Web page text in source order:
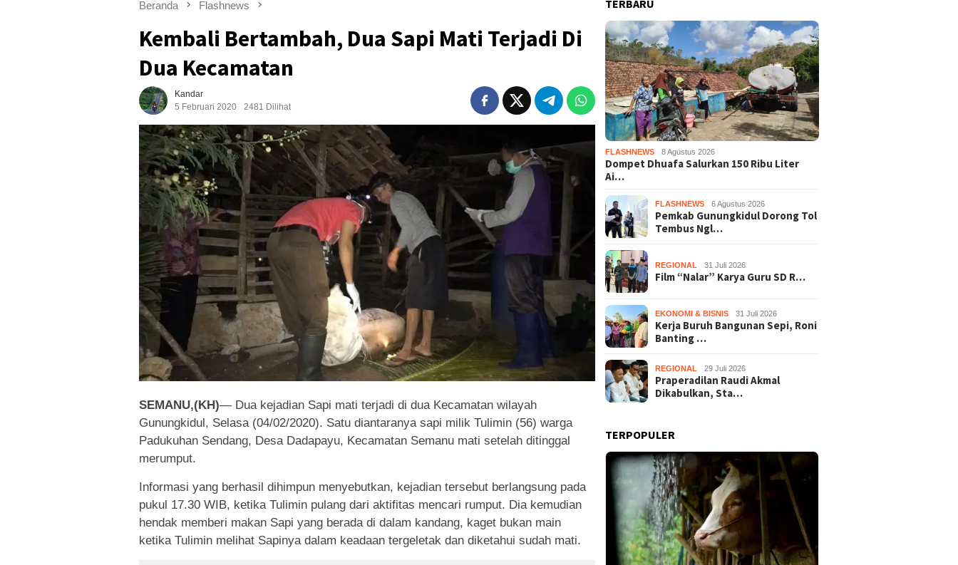
Beranda Flashnews
Kembali Bertambah, Dua Sapi Mati Terjadi Di
Dua Kecamatan
Kandar
5 Februari 2020
2481 Dilihat
SEMANU,(KH)— Dua kejadian Sapi mati terjadi di dua Kecamatan wilayah
Gunungkidul, Selasa (04/02/2020). Satu diantaranya sapi milik Tulimin (56) warga
Padukuhan Sendang, Desa Dadapayu, Kecamatan Semanu mati setelah ditinggal
merumput.
Informasi yang berhasil dihimpun menyebutkan, kejadian tersebut berlangsung pada
pukul 17.30 WIB, ketika Tulimin pulang dari aktifitas mencari rumput. Dia kemudian
hendak memberi makan Sapi yang berada di dalam kandang, kaget bukan main
ketika Tulimin melihat Sapinya dalam keadaan tergeletak dan diketahui sudah mati.
TERBARU
FLASHNEWS 8 Agustus 2026
Dompet Dhuafa Salurkan 150 Ribu Liter
Ai…
FLASHNEWS 6 Agustus 2026
Pemkab Gunungkidul Dorong Tol
Tembus Ngl…
REGIONAL 31 Juli 2026
Film “Nalar” Karya Guru SD R…
EKONOMI & BISNIS 31 Juli 2026
Kerja Buruh Bangunan Sepi, Roni
Banting …
REGIONAL 29 Juli 2026
Praperadilan Raudi Akmal
Dikabulkan, Sta…
TERPOPULER